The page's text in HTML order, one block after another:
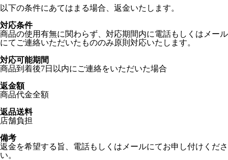
以下の条件にあてはまる場合、返金いたします。
対応条件
商品の使用有無に関わらず、対応期間内に電話もしくはメール
にてご連絡いただいたもののみ原則対応いたします。
対応可能期間
商品到着後7日以内にご連絡をいただいた場合
返金額
商品代金全額
返品送料
店舗負担
備考
返金を希望する旨、電話もしくはメールにてお申し付けくださ
い。